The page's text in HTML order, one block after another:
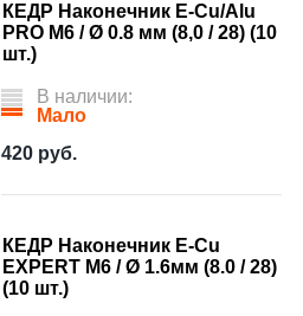
КЕДР Наконечник E-Cu/Alu
PRO М6 / Ø 0.8 мм (8,0 / 28) (10
шт.)
В наличии:
Мало
420 руб.
КЕДР Наконечник E-Cu
EXPERT М6 / Ø 1.6мм (8.0 / 28)
(10 шт.)